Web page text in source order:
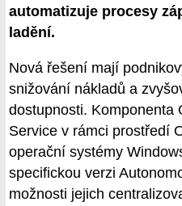
automatizuje procesy
ladění.
Nová řešení mají
snižování nákladů a
dostupnosti. Komponenta
Service v rámci prostředí
operační systémy
specifickou verzi
možnosti jejich